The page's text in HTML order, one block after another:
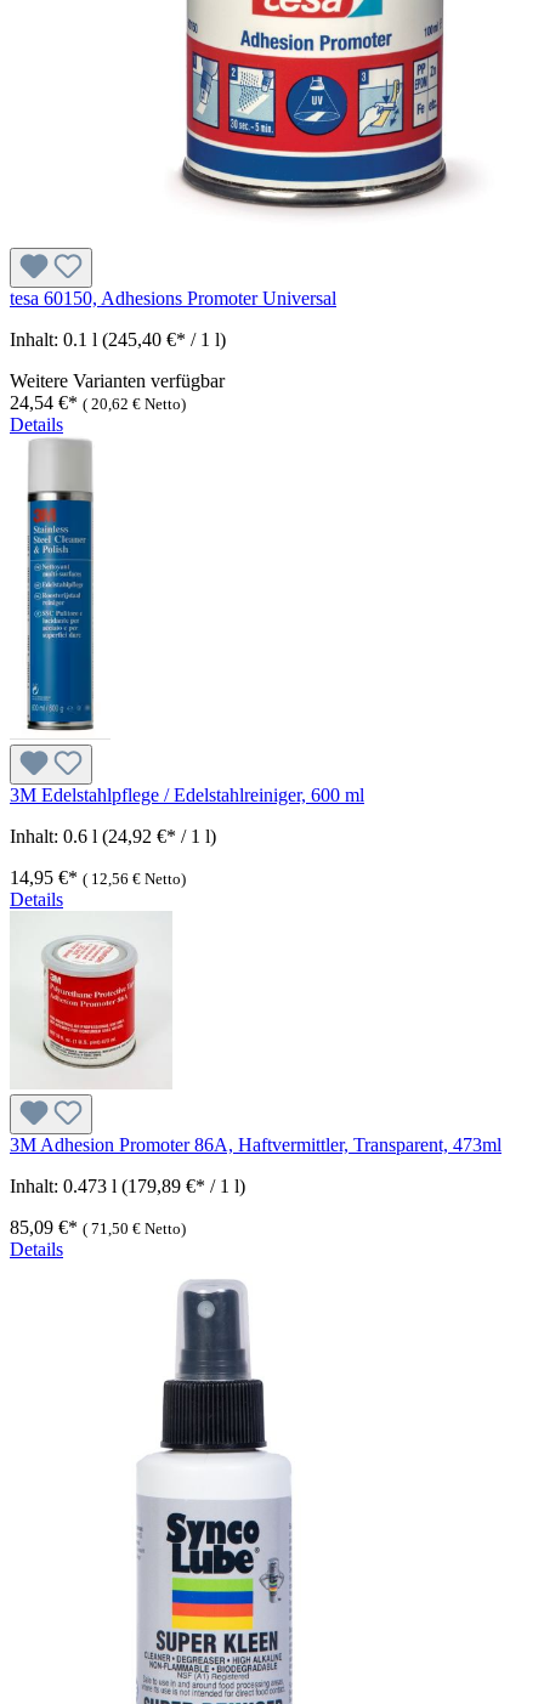
tesa 60150, Adhesions Promoter Universal
Inhalt: 0.1 l (245,40 €* / 1 l)
Weitere Varianten verfügbar
24,54 €* ( 20,62 € Netto)
Details
3M Edelstahlpflege / Edelstahlreiniger, 600 ml
Inhalt: 0.6 l (24,92 €* / 1 l)
14,95 €* ( 12,56 € Netto)
Details
3M Adhesion Promoter 86A, Haftvermittler, Transparent, 473ml
Inhalt: 0.473 l (179,89 €* / 1 l)
85,09 €* ( 71,50 € Netto)
Details